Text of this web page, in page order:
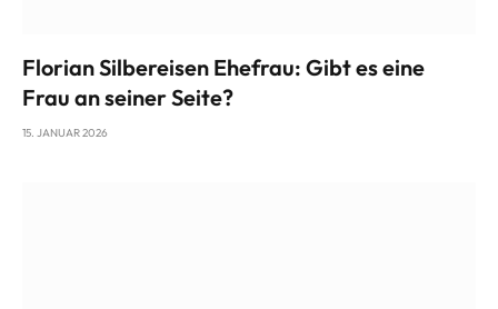
Florian Silbereisen Ehefrau: Gibt es eine
Frau an seiner Seite?
15. JANUAR 2026